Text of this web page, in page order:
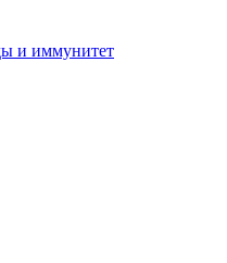
и иммунитет